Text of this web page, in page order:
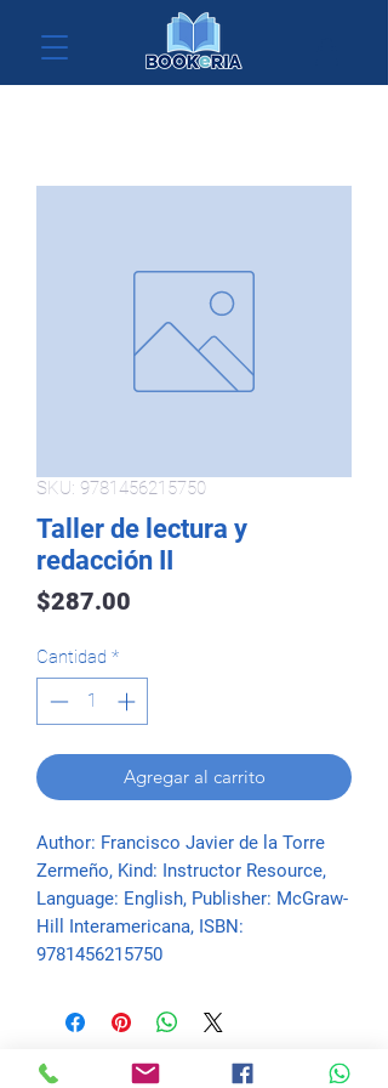
SKU: 9781456215750
Taller de lectura y
redacción II
$287.00
Cantidad *
Agregar al carrito
Author: Francisco Javier de la Torre
Zermeño, Kind: Instructor Resource,
Language: English, Publisher: McGraw-
Hill Interamericana, ISBN:
9781456215750